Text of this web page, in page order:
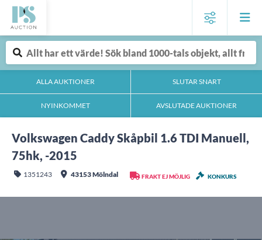
ALLA AUKTIONER SLUTAR SNART
NYINKOMMET AVSLUTADE AUKTIONER
Volkswagen Caddy Skåpbil 1.6 TDI Manuell,
75hk, -2015
1351243 43153 Mölndal FRAKT EJ MÖJLIG KONKURS